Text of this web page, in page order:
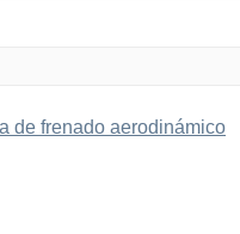
de frenado aerodinámico